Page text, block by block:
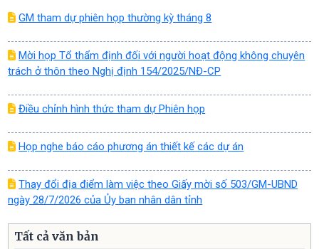
GM tham dự phiên họp thường kỳ tháng 8
Mời họp Tổ thẩm định đối với người hoạt động không chuyên
trách ở thôn theo Nghị định 154/2025/NĐ-CP
Điều chỉnh hình thức tham dự Phiên họp
Họp nghe báo cáo phương án thiết kế các dự án
Thay đổi địa điểm làm việc theo Giấy mời số 503/GM-UBND
ngày 28/7/2026 của Ủy ban nhân dân tỉnh
Tất cả văn bản